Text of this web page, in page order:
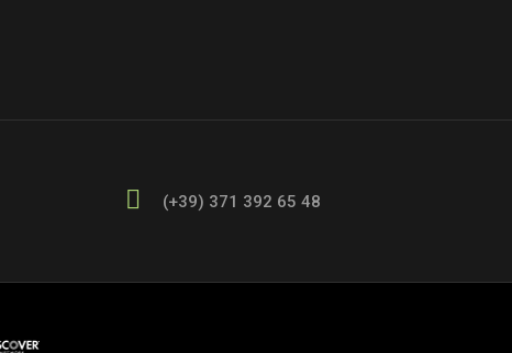
(+39) 371 392 65 48